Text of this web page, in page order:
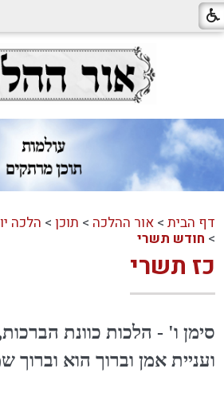
דף הבית >אור ההלכה > תוכן > הלכה
> חודש תשרי
כז תשרי
סימן ו' - הלכות כוונת
ועניית אמן וברוך הוא וברוך